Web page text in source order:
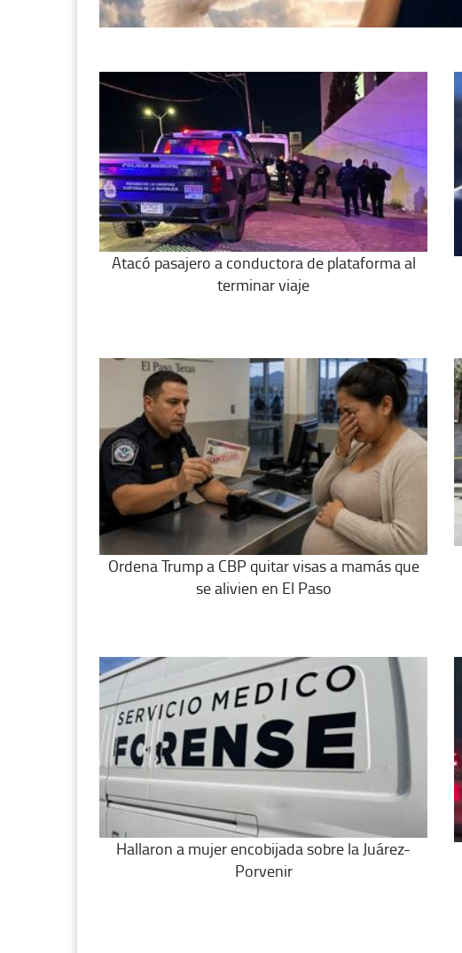
Atacó pasajero a conductora de plataforma al
terminar viaje
Ordena Trump a CBP quitar visas a mamás que
se alivien en El Paso
Hallaron a mujer encobijada sobre la Juárez-
Porvenir